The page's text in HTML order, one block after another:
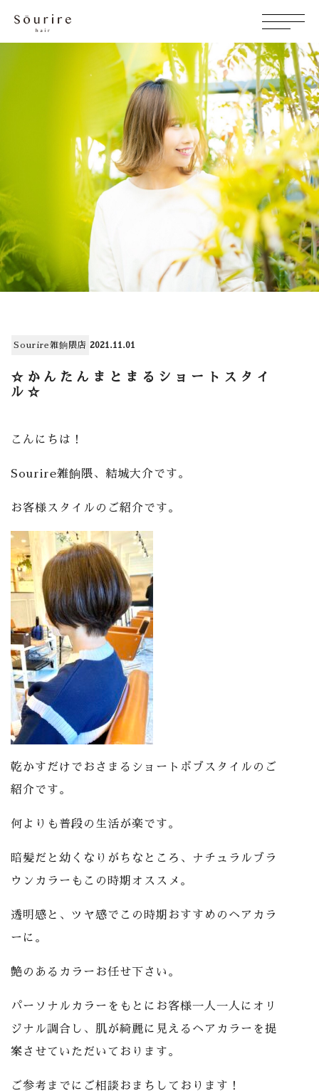
Sourire雑餉隈店 2021.11.01
☆かんたんまとまるショートスタイ
ル☆
こんにちは！
Sourire雑餉隈、結城大介です。
お客様スタイルのご紹介です。
乾かすだけでおさまるショートボブスタイルのご
紹介です。
何よりも普段の生活が楽です。
暗髪だと幼くなりがちなところ、ナチュラルブラ
ウンカラーもこの時期オススメ。
透明感と、ツヤ感でこの時期おすすめのヘアカラ
ーに。
艶のあるカラーお任せ下さい。
パーソナルカラーをもとにお客様一人一人にオリ
ジナル調合し、肌が綺麗に見えるヘアカラーを提
案させていただいております。
ご参考までにご相談おまちしております！